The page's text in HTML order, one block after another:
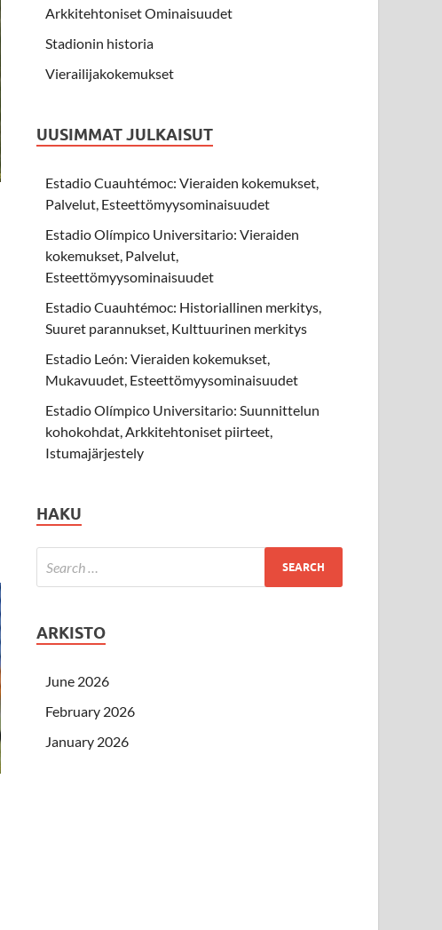
Arkkitehtoniset Ominaisuudet
Stadionin historia
Vierailijakokemukset
UUSIMMAT JULKAISUT
Estadio Cuauhtémoc: Vieraiden kokemukset,
Palvelut, Esteettömyysominaisuudet
Estadio Olímpico Universitario: Vieraiden
kokemukset, Palvelut,
Esteettömyysominaisuudet
Estadio Cuauhtémoc: Historiallinen merkitys,
Suuret parannukset, Kulttuurinen merkitys
Estadio León: Vieraiden kokemukset,
Mukavuudet, Esteettömyysominaisuudet
Estadio Olímpico Universitario: Suunnittelun
kohokohdat, Arkkitehtoniset piirteet,
Istumajärjestely
HAKU
ARKISTO
June 2026
February 2026
January 2026